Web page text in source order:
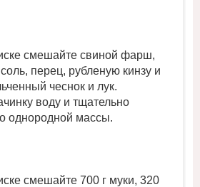
смешайте свиной фарш,
перец, рубленую кинзу и
чеснок и лук.
воду и тщательно
однородной массы.
смешайте 700 г муки, 320